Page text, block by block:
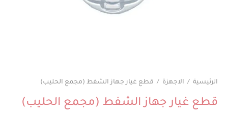
الرئيسية / الاجهزة / قطع غيار جهاز الشفط (مجمع الحليب)
قطع غيار جهاز الشفط (مجمع الحليب)